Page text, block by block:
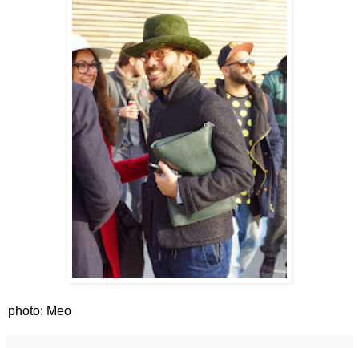
photo: Meo